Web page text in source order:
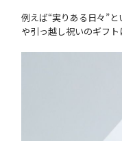
例えば“実りある日々”
や引っ越し祝いのギフト